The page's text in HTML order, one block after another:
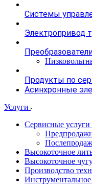
Системы
Электропривод
Продукты по
Асинхронные
Услуги
Сервисные услуги
Высокоточное
Высокоточное
Производство